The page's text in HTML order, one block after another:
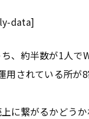
data]
、約半数が1人で
用されている所が
に繋がるかどう